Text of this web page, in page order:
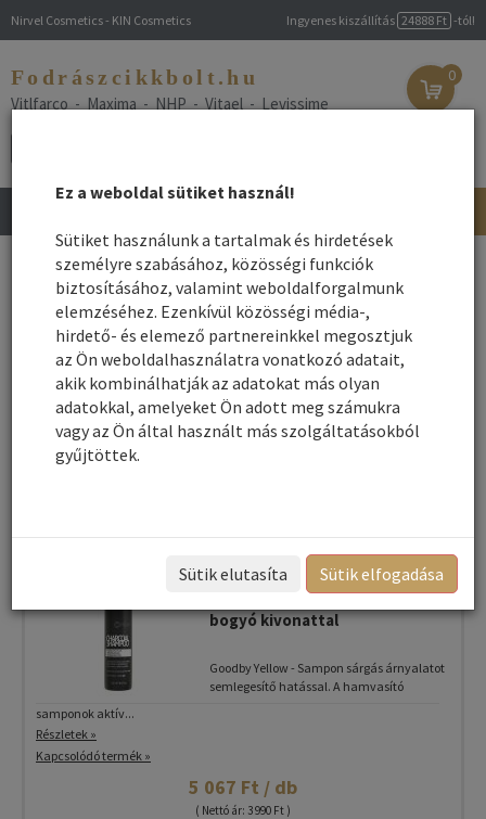
Nirvel Cosmetics - KIN Cosmetics Ingyenes kiszállítás 24888 Ft -tól!
Fodrászcikkbolt.hu
Vitlfarco - Maxima - NHP - Vitael - Levissime
0
navigation
Főoldal/Webshop/Újdonságok - Kedvezmények/ Új
fodrászkellékek
Új fodrászkellékek
Név szerint
Rendezés:
Összes gyártó
Rendezés - Gyártók - szerint:
Goodby Yellow - Maxima
Charcoal Karbon9 Hamvasító
sampon aktív szénnel és goji
bogyó kivonattal
Goodby Yellow - Sampon sárgás árnyalatot
semlegesítő hatással. A hamvasító
samponok aktív...
Részletek »
Kapcsolódó termék »
5 067 Ft / db
( Nettó ár: 3 990 Ft )
Ez a weboldal sütiket használ!
Sütiket használunk a tartalmak és hirdetések
személyre szabásához, közösségi funkciók
biztosításához, valamint weboldalforgalmunk
elemzéséhez. Ezenkívül közösségi média-,
hirdető- és elemező partnereinkkel megosztjuk
az Ön weboldalhasználatra vonatkozó adatait,
akik kombinálhatják az adatokat más olyan
adatokkal, amelyeket Ön adott meg számukra
vagy az Ön által használt más szolgáltatásokból
gyűjtöttek.
Sütik elutasíta Sütik elfogadása